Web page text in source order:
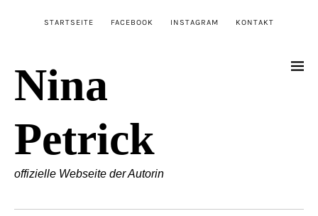
STARTSEITE FACEBOOK INSTAGRAM KONTAKT
Nina
Petrick
offizielle Webseite der Autorin